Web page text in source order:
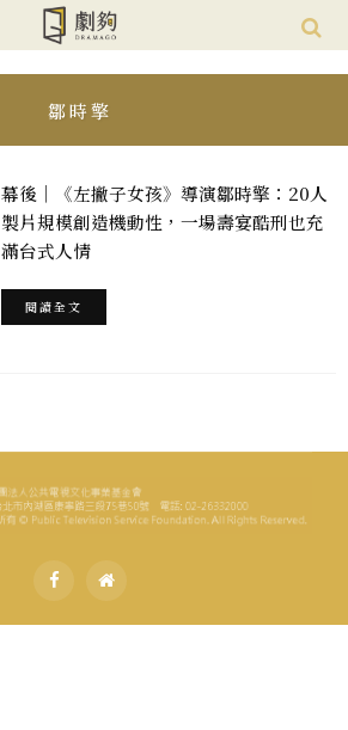
鄒時擎
幕後｜《左撇子女孩》導演鄒時擎：20人
製片規模創造機動性，一場壽宴酷刑也充
滿台式人情
閱讀全文